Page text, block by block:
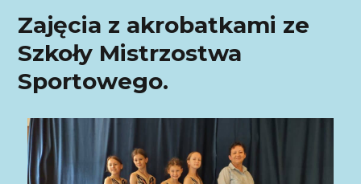
Zajęcia z akrobatkami ze
Szkoły Mistrzostwa
Sportowego.